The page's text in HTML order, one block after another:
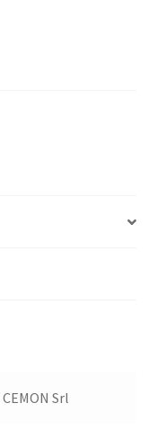
CEMON Srl